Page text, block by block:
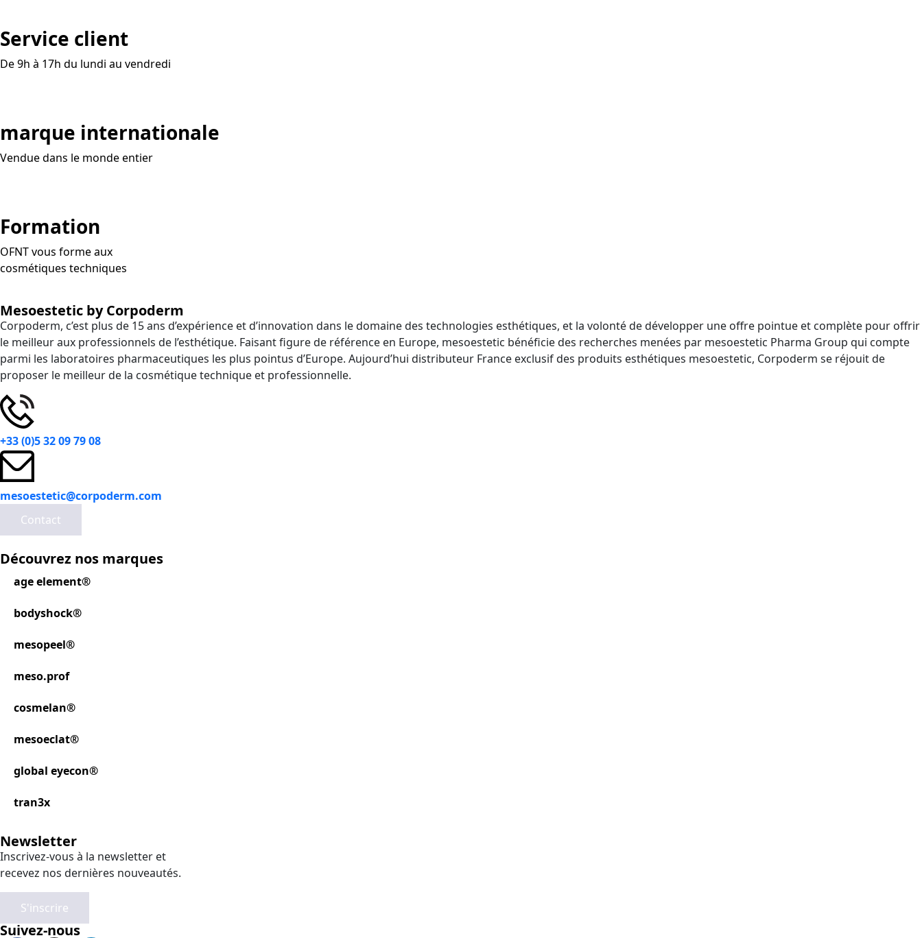
Service client
De 9h à 17h du lundi au vendredi
marque internationale
Vendue dans le monde entier
Formation
OFNT vous forme aux
cosmétiques techniques
Mesoestetic by Corpoderm
Corpoderm, c’est plus de 15 ans d’expérience et d’innovation dans le domaine des technologies esthétiques, et la volonté de développer une offre pointue et complète pour offrir
le meilleur aux professionnels de l’esthétique. Faisant figure de référence en Europe, mesoestetic bénéficie des recherches menées par mesoestetic Pharma Group qui compte
parmi les laboratoires pharmaceutiques les plus pointus d’Europe. Aujourd’hui distributeur France exclusif des produits esthétiques mesoestetic, Corpoderm se réjouit de
proposer le meilleur de la cosmétique technique et professionnelle.
+33 (0)5 32 09 79 08
mesoestetic@corpoderm.com
Contact
Découvrez nos marques
age element®
bodyshock®
mesopeel®
meso.prof
cosmelan®
mesoeclat®
global eyecon®
tran3x
Newsletter
Inscrivez-vous à la newsletter et
recevez nos dernières nouveautés.
S'inscrire
Suivez-nous